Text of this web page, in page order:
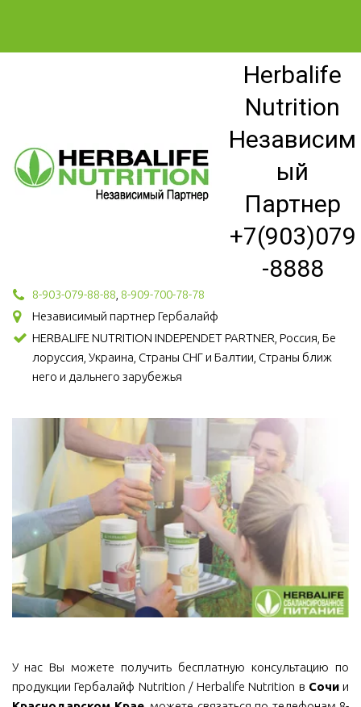
Herbalife
Nutrition
Независим
ый
Партнер
+7(903)079
-8888
8-903-079-88-88 8-909-700-78-78
Независимый партнер Гербалайф
HERBALIFE NUTRITION INDEPENDET PARTNER, Россия, Бе
лоруссия, Украина, Страны СНГ и Балтии, Страны ближ
него и дальнего зарубежья
У нас Вы можете получить бесплатную консультацию по
продукции Гербалайф Nutrition / Herbalife Nutrition в Сочии